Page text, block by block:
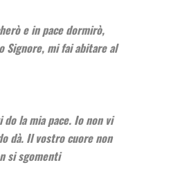
e in pace dormirò,
Signore, mi fai abitare al
do la mia pace. Io non vi
dà. Il vostro cuore non
si sgomenti